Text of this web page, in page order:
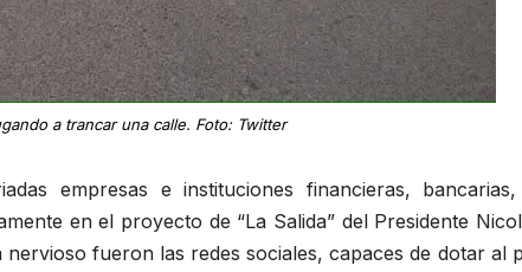
a trancar una calle. Foto: Twitter
empresas e instituciones financieras,
en el proyecto de “La Salida” del Presidente
fueron las redes sociales, capaces de dotar al